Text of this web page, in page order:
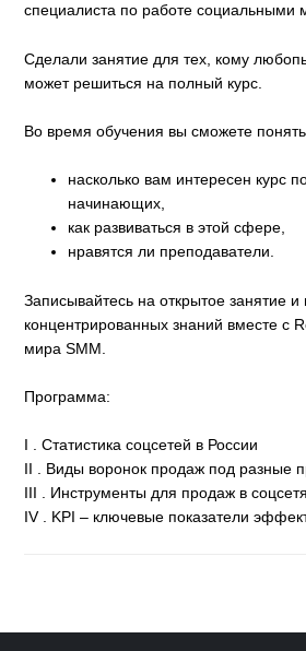
специалиста по работе социальными
Сделали занятие для тех, кому
может решиться на полный курс.
Во время обучения вы сможете
насколько вам интересен курс
начинающих,
как развиваться в этой сфере,
нравятся ли преподаватели.
Записывайтесь на открытое занятие и
концентрированных знаний вместе с
мира SMM.
Программа:
I . Статистика соцсетей в России
II . Виды воронок продаж под разные
III . Инструменты для продаж в
IV . KPI – ключевые показатели